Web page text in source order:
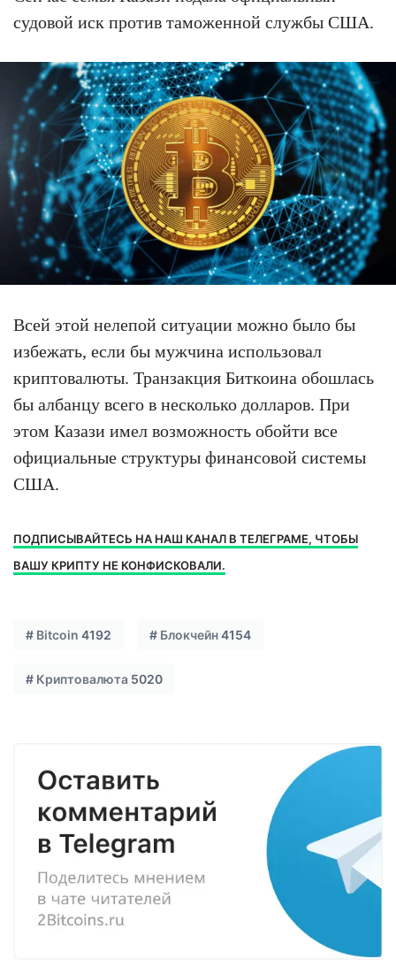
судовой иск против таможенной службы США.
Всей этой нелепой ситуации можно было бы
избежать, если бы мужчина использовал
криптовалюты. Транзакция Биткоина обошлась
бы албанцу всего в несколько долларов. При
этом Казази имел возможность обойти все
официальные структуры финансовой системы
США.
ПОДПИСЫВАЙТЕСЬ НА НАШ КАНАЛ В ТЕЛЕГРАМЕ, ЧТОБЫ
ВАШУ КРИПТУ НЕ КОНФИСКОВАЛИ.
# Bitcoin 4192 # Блокчейн4154
# Криптовалюта 5020